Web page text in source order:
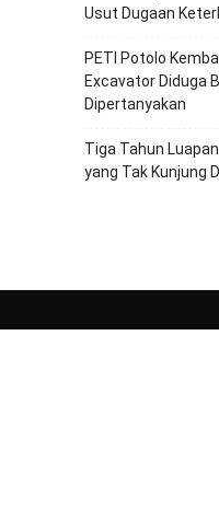
Usut Dugaan
PETI Potolo
Excavator Diduga
Dipertanyakan
Tiga Tahun
yang Tak Kunjung